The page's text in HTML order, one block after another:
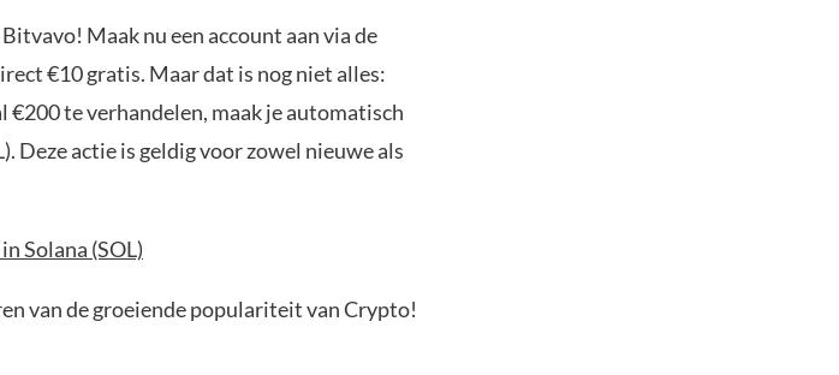
Maak nu een account aan via de
€10 gratis. Maar dat is nog niet alles:
€200 te verhandelen, maak je automatisch
Deze actie is geldig voor zowel nieuwe als
Solana (SOL)
van de groeiende populariteit van Crypto!